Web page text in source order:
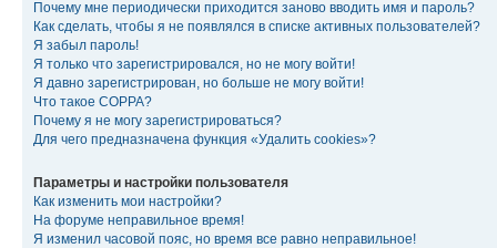
Почему мне периодически приходится заново вводить имя и пароль?
Как сделать, чтобы я не появлялся в списке активных пользователей?
Я забыл пароль!
Я только что зарегистрировался, но не могу войти!
Я давно зарегистрирован, но больше не могу войти!
Что такое COPPA?
Почему я не могу зарегистрироваться?
Для чего предназначена функция «Удалить cookies»?
Параметры и настройки пользователя
Как изменить мои настройки?
На форуме неправильное время!
Я изменил часовой пояс, но время все равно неправильное!